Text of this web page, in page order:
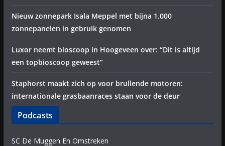
Nieuw zonnepark Isala Meppel met bijna 1.000
zonnepanelen in gebruik genomen
Luxor neemt bioscoop in Hoogeveen over: “Dit is altijd
een topbioscoop geweest”
Staphorst maakt zich op voor brullende motoren:
internationale grasbaanraces staan voor de deur
Podcasts
SC De Muggen En Omstreken